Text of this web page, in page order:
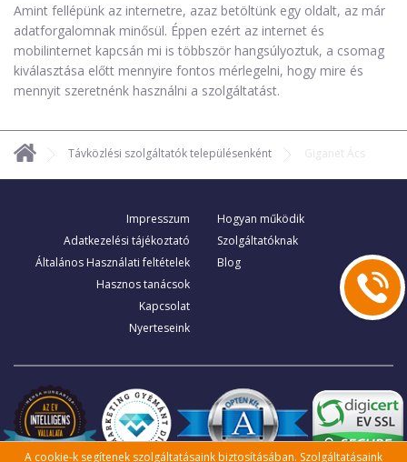
Amint fellépünk az internetre, azaz betöltünk egy oldalt, az már
adatforgalomnak minősül. Éppen ezért az internet és
mobilinternet kapcsán mi is többször hangsúlyoztuk, a csomag
kiválasztása előtt mennyire fontos mérlegelni, hogy mire és
mennyit szeretnénk használni a szolgáltatást.
Távközlési szolgáltatók településenként Giganet Ács
Impresszum
Adatkezelési tájékoztató
Általános Használati feltételek
Hasznos tanácsok
Kapcsolat
Nyerteseink
Hogyan működik
Szolgáltatóknak
Blog
A cookie-k segítenek szolgáltatásaink biztosításában. Szolgáltatásaink